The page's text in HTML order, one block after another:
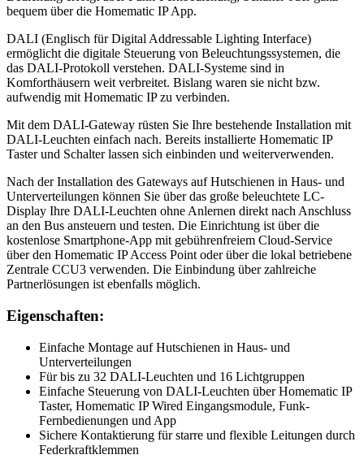
bequem über die Homematic IP App.
DALI (Englisch für Digital Addressable Lighting Interface)
ermöglicht die digitale Steuerung von Beleuchtungssystemen, die
das DALI-Protokoll verstehen. DALI-Systeme sind in
Komforthäusern weit verbreitet. Bislang waren sie nicht bzw.
aufwendig mit Homematic IP zu verbinden.
Mit dem DALI-Gateway rüsten Sie Ihre bestehende Installation mit
DALI-Leuchten einfach nach. Bereits installierte Homematic IP
Taster und Schalter lassen sich einbinden und weiterverwenden.
Nach der Installation des Gateways auf Hutschienen in Haus- und
Unterverteilungen können Sie über das große beleuchtete LC-
Display Ihre DALI-Leuchten ohne Anlernen direkt nach Anschluss
an den Bus ansteuern und testen. Die Einrichtung ist über die
kostenlose Smartphone-App mit gebührenfreiem Cloud-Service
über den Homematic IP Access Point oder über die lokal betriebene
Zentrale CCU3 verwenden. Die Einbindung über zahlreiche
Partnerlösungen ist ebenfalls möglich.
Eigenschaften:
Einfache Montage auf Hutschienen in Haus- und
Unterverteilungen
Für bis zu 32 DALI-Leuchten und 16 Lichtgruppen
Einfache Steuerung von DALI-Leuchten über Homematic IP
Taster, Homematic IP Wired Eingangsmodule, Funk-
Fernbedienungen und App
Sichere Kontaktierung für starre und flexible Leitungen durch
Federkraftklemmen